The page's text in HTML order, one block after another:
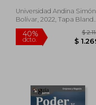
Universidad Andina Simón
Bolívar, 2022, Tapa Blanda,
Nuevo